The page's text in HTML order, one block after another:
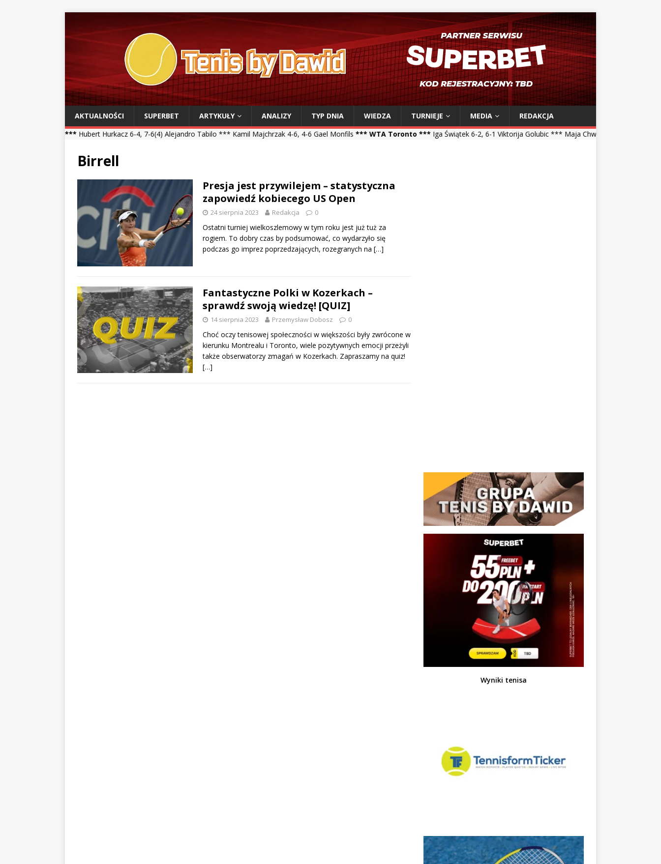
AKTUALNOŚCI SUPERBET ARTYKUŁY ANALIZY TYP DNIA WIEDZA TURNIEJE MEDIA
REDAKCJA
Hubert Hurkacz 6-4, 7-6(4) Alejandro Tabilo *** Kamil Majchrzak 4-6, 4-6 Gael Monfils*** WTA Toronto ***Iga Świątek 6-2, 6-1 Viktorija Golubic *** Maja Chwalińska 5-7, 1-6 Talia Gibson ***
Birrell
Presja jest przywilejem – statystyczna
zapowiedź kobiecego US Open
24 sierpnia 2023 Redakcja 0
Ostatni turniej wielkoszlemowy w tym roku jest już tuż za
rogiem. To dobry czas by podsumować, co wydarzyło się
podczas go imprez poprzedzających, rozegranych na […]
Fantastyczne Polki w Kozerkach –
sprawdź swoją wiedzę! [QUIZ]
14 sierpnia 2023 Przemysław Dobosz 0
Choć oczy tenisowej społeczności w większości były zwrócone w
kierunku Montrealu i Toronto, wiele pozytywnych emocji przeżyli
także obserwatorzy zmagań w Kozerkach. Zapraszamy na quiz!
[…]
Wyniki tenisa